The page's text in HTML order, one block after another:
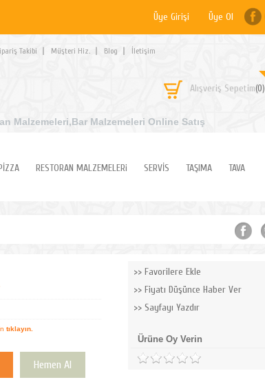
Üye Girişi Üye Ol
Takibi Müşteri Hiz. Blog İletişim
Alışveriş Sepetim(0)
Malzemeleri,Bar Malzemeleri Online Satış
RESTORAN MALZEMELERi SERVİS TAŞIMA TAVA
tıklayın.
Favorilere Ekle
Fiyatı Düşünce Haber Ver
Sayfayı Yazdır
Ürüne Oy Verin